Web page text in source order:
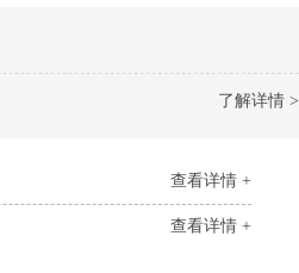
了解详情 >
查看详情 +
查看详情 +